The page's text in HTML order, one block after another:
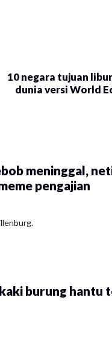
10 negara tujuan
dunia versi World
meninggal,
pengajian
burung hantu